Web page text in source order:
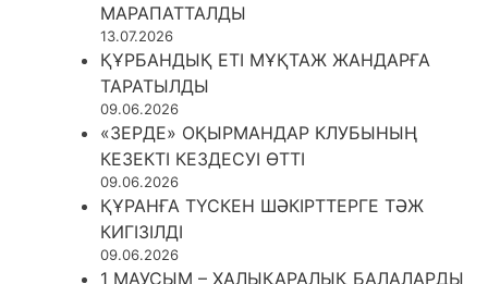
МАРАПАТТАЛДЫ
13.07.2026
ҚҰРБАНДЫҚ ЕТІ МҰҚТАЖ ЖАНДАРҒА
ТАРАТЫЛДЫ
09.06.2026
«ЗЕРДЕ» ОҚЫРМАНДАР КЛУБЫНЫҢ
КЕЗЕКТІ КЕЗДЕСУІ ӨТТІ
09.06.2026
ҚҰРАНҒА ТҮСКЕН ШӘКІРТТЕРГЕ ТӘЖ
КИГІЗІЛДІ
09.06.2026
1 МАУСЫМ – ХАЛЫҚАРАЛЫҚ БАЛАЛАРДЫ